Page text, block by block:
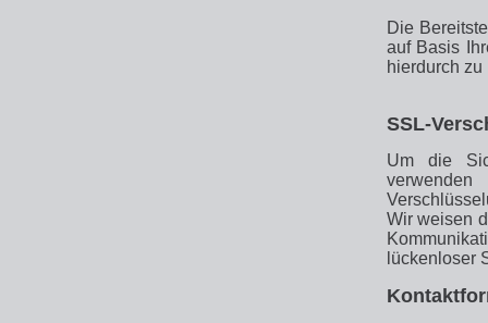
Die
auf Basis
hierdurch
SSL-
Um die
Wir weisen
lückenloser